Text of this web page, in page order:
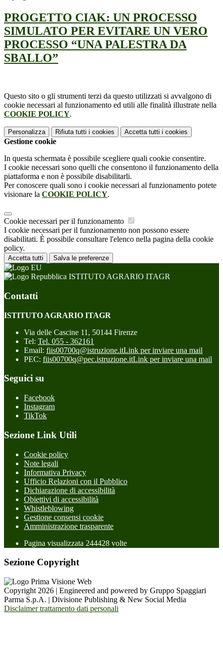
PROGETTO CIAK: UN PROCESSO
SIMULATO PER EVITARE UN VERO
PROCESSO “UNA PALESTRA DA
SBALLO”
Questo sito o gli strumenti terzi da questo utilizzati si avvalgono di
cookie necessari al funzionamento ed utili alle finalità illustrate nella
COOKIE POLICY.
Personalizza Rifiuta tutti i cookies Accetta tutti i cookies
Gestione cookie
In questa schermata è possibile scegliere quali cookie consentire.
I cookie necessari sono quelli che consentono il funzionamento della
piattaforma e non è possibile disabilitarli.
Per conoscere quali sono i cookie necessari al funzionamento potete
visionare la COOKIE POLICY.
Cookie necessari per il funzionamento
I cookie necessari per il funzionamento non possono essere
disabilitati. È possibile consultare l'elenco nella pagina della cookie
policy.
Accetta tutti Salva le preferenze
ISTITUTO AGRARIO ITAGR
Contatti
ISTITUTO AGRARIO ITAGR
Via delle Cascine 11, 50144 Firenze
Tel: Tel. 055 - 362161
Email: fiis00700q@istruzione.itLink per inviare una mail
PEC: fiis00700q@pec.istruzione.itLink per inviare una mail
Seguici su
Facebook
Instagram
TikTok
Sezione Link Utili
Cookie policy
Note legali
Informativa Privacy
Ufficio Relazioni con il Pubblico
Dichiarazione di accessibilità
Obiettivi di accessibilità
Whistleblowing
Gestione consensi cookie
Amministrazione trasparente
Pagina visualizzata 244428 volte
Sezione Copyright
Copyright 2026 | Engineered and powered by Gruppo Spaggiari
Parma S.p.A. | Divisione Publishing & New Social Media
Disclaimer trattamento dati personali